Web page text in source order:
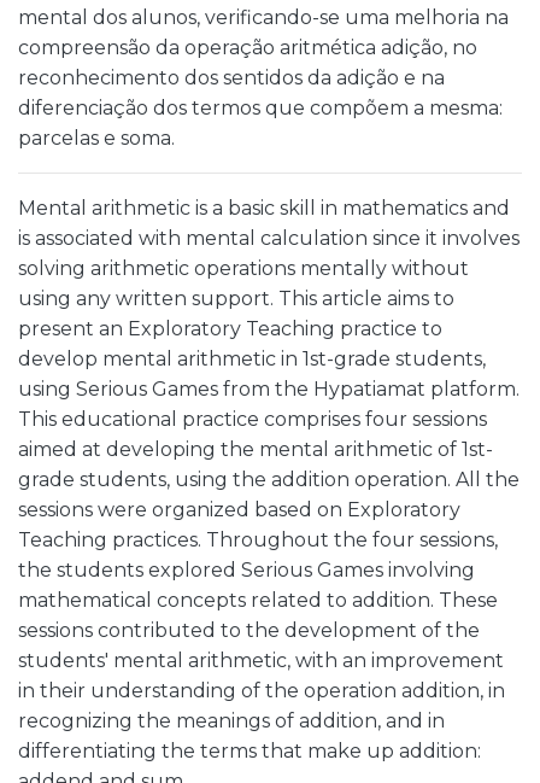
mental dos alunos, verificando-se uma melhoria na
compreensão da operação aritmética adição, no
reconhecimento dos sentidos da adição e na
diferenciação dos termos que compõem a mesma:
parcelas e soma.
Mental arithmetic is a basic skill in mathematics and
is associated with mental calculation since it involves
solving arithmetic operations mentally without
using any written support. This article aims to
present an Exploratory Teaching practice to
develop mental arithmetic in 1st-grade students,
using Serious Games from the Hypatiamat platform.
This educational practice comprises four sessions
aimed at developing the mental arithmetic of 1st-
grade students, using the addition operation. All the
sessions were organized based on Exploratory
Teaching practices. Throughout the four sessions,
the students explored Serious Games involving
mathematical concepts related to addition. These
sessions contributed to the development of the
students' mental arithmetic, with an improvement
in their understanding of the operation addition, in
recognizing the meanings of addition, and in
differentiating the terms that make up addition: